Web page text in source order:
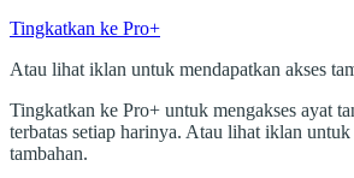
Tingkatkan ke Pro+
Atau lihat iklan untuk mendapatkan akses
Tingkatkan ke Pro+ untuk mengakses ayat
terbatas setiap harinya. Atau lihat iklan untuk
tambahan.